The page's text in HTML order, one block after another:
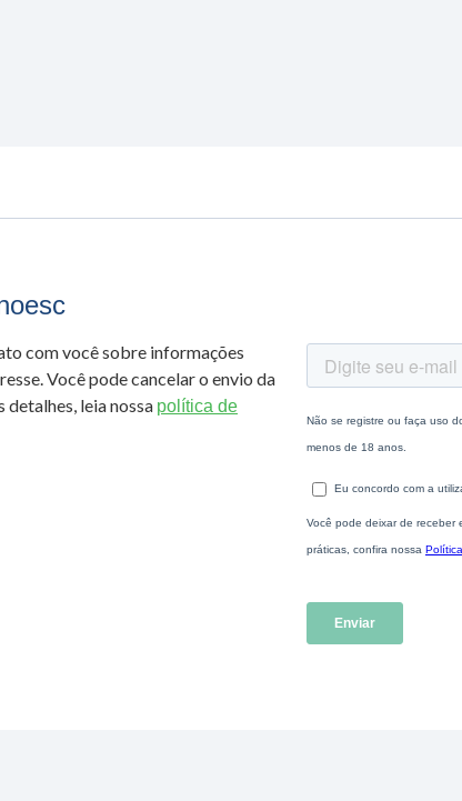
com você sobre informações
Você pode cancelar o envio da
detalhes, leia nossa política de